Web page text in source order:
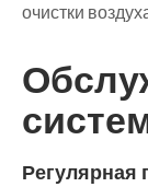
очистки
Регулярная